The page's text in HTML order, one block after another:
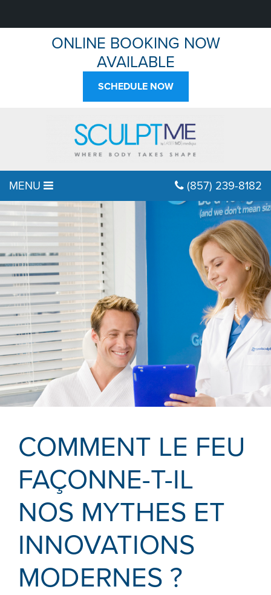
ONLINE BOOKING NOW
AVAILABLE
SCHEDULE NOW
MENU (857) 239-8182
COMMENT LE FEU
FAÇONNE-T-IL
NOS MYTHES ET
INNOVATIONS
MODERNES ?